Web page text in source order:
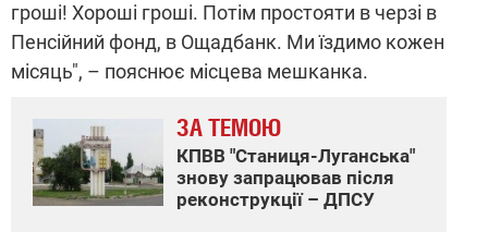
гроші! Хороші гроші. Потім простояти в черзі в
Пенсійний фонд, в Ощадбанк. Ми їздимо кожен
місяць", – пояснює місцева мешканка.
ЗА ТЕМОЮ
КПВВ "Станиця-Луганська"
знову запрацював після
реконструкції – ДПСУ